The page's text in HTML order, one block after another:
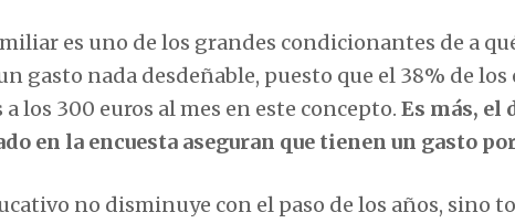
es uno de los grandes condicionantes de a
gasto nada desdeñable, puesto que el 38% de
los 300 euros al mes en este concepto. Es más, el
en la encuesta aseguran que tienen un gasto
no disminuye con el paso de los años, sino